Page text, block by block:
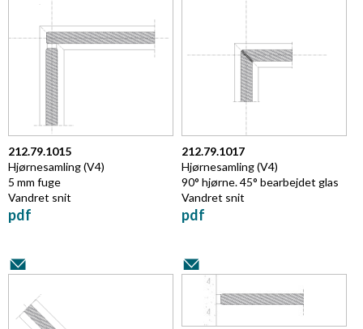
212.79.1015
Hjørnesamling (V4)
5 mm fuge
Vandret snit
pdf
212.79.1017
Hjørnesamling (V4)
90° hjørne. 45° bearbejdet glas
Vandret snit
pdf